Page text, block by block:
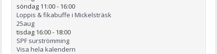
söndag 11:00- 16:00
Loppis & fikabuffe i Mickelsträsk
25aug
tisdag 16:00- 18:00
SPF surströmming
Visa hela kalendern